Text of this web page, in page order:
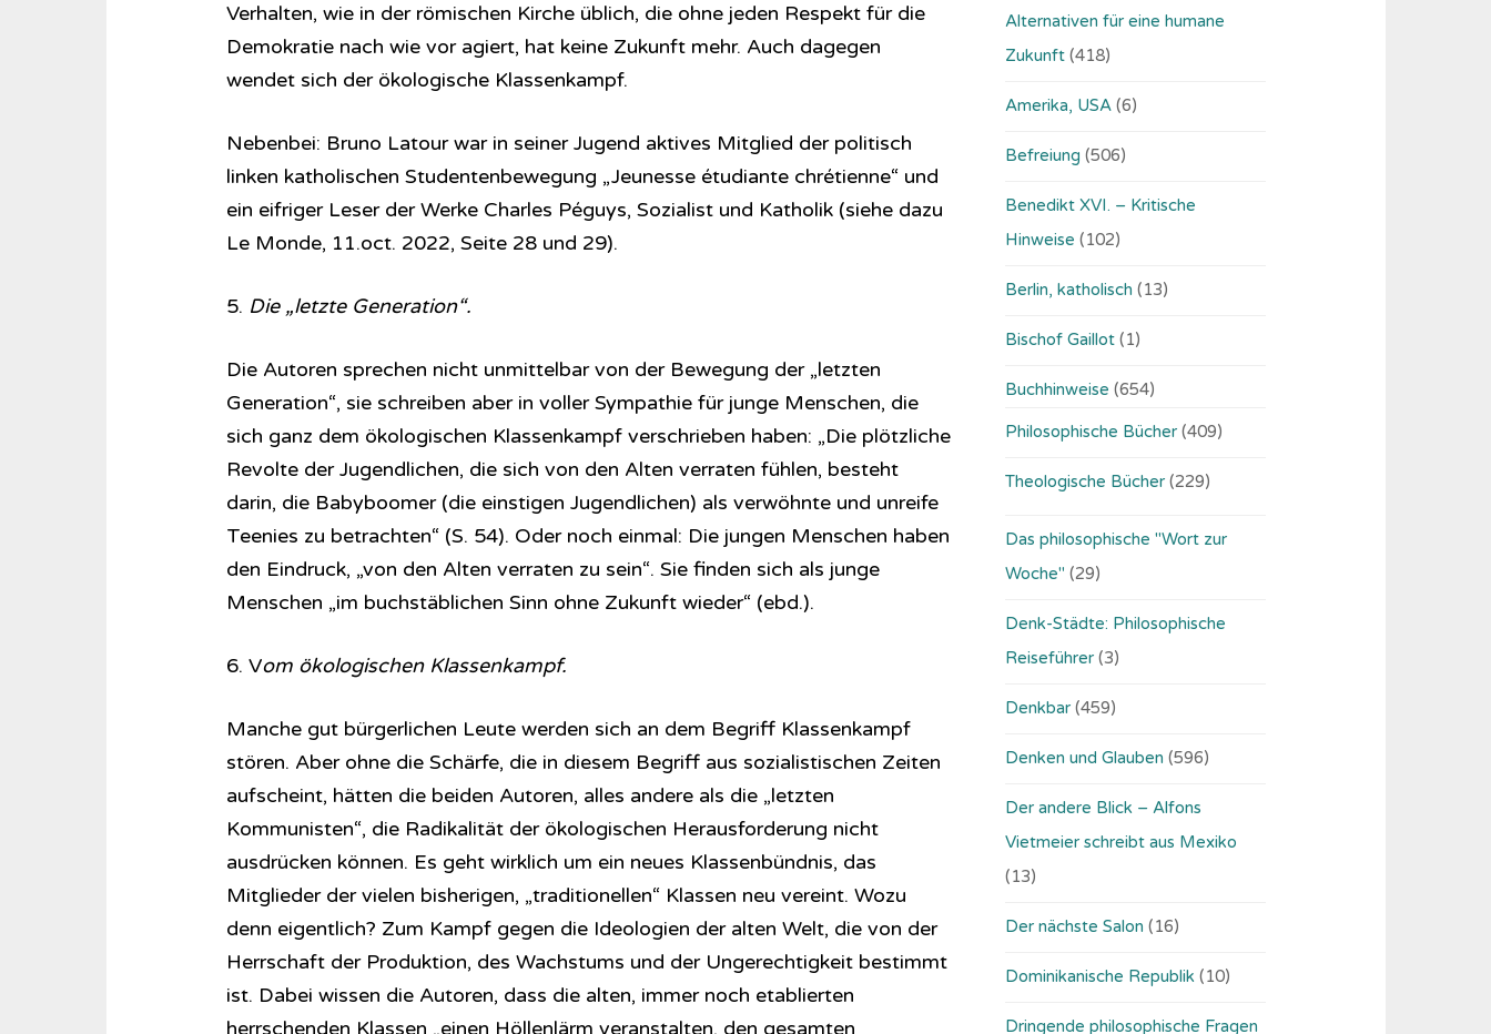
Verhalten, wie in der römischen Kirche üblich, die ohne jeden Respekt für die
Demokratie nach wie vor agiert, hat keine Zukunft mehr. Auch dagegen
wendet sich der ökologische Klassenkampf.
Nebenbei: Bruno Latour war in seiner Jugend aktives Mitglied der politisch
linken katholischen Studentenbewegung „Jeunesse étudiante chrétienne“ und
ein eifriger Leser der Werke Charles Péguys, Sozialist und Katholik (siehe dazu
Le Monde, 11.oct. 2022, Seite 28 und 29).
5. Die „letzte Generation“.
Die Autoren sprechen nicht unmittelbar von der Bewegung der „letzten
Generation“, sie schreiben aber in voller Sympathie für junge Menschen, die
sich ganz dem ökologischen Klassenkampf verschrieben haben: „Die plötzliche
Revolte der Jugendlichen, die sich von den Alten verraten fühlen, besteht
darin, die Babyboomer (die einstigen Jugendlichen) als verwöhnte und unreife
Teenies zu betrachten“ (S. 54). Oder noch einmal: Die jungen Menschen haben
den Eindruck, „von den Alten verraten zu sein“. Sie finden sich als junge
Menschen „im buchstäblichen Sinn ohne Zukunft wieder“ (ebd.).
6. Vom ökologischen Klassenkampf.
Manche gut bürgerlichen Leute werden sich an dem Begriff Klassenkampf
stören. Aber ohne die Schärfe, die in diesem Begriff aus sozialistischen Zeiten
aufscheint, hätten die beiden Autoren, alles andere als die „letzten
Kommunisten“, die Radikalität der ökologischen Herausforderung nicht
ausdrücken können. Es geht wirklich um ein neues Klassenbündnis, das
Mitglieder der vielen bisherigen, „traditionellen“ Klassen neu vereint. Wozu
denn eigentlich? Zum Kampf gegen die Ideologien der alten Welt, die von der
Herrschaft der Produktion, des Wachstums und der Ungerechtigkeit bestimmt
ist. Dabei wissen die Autoren, dass die alten, immer noch etablierten
herrschenden Klassen „einen Höllenlärm veranstalten, den gesamten
Alternativen für eine humane
Zukunft (418)
Amerika, USA (6)
Befreiung (506)
Benedikt XVI. – Kritische
Hinweise (102)
Berlin, katholisch (13)
Bischof Gaillot (1)
Buchhinweise (654)
Philosophische Bücher (409)
Theologische Bücher (229)
Das philosophische "Wort zur
Woche" (29)
Denk-Städte: Philosophische
Reiseführer (3)
Denkbar (459)
Denken und Glauben (596)
Der andere Blick – Alfons
Vietmeier schreibt aus Mexiko
(13)
Der nächste Salon (16)
Dominikanische Republik (10)
Dringende philosophische Fragen